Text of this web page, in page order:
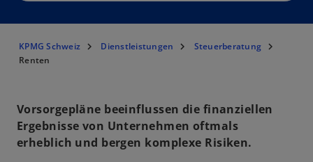
KPMG Schweiz Dienstleistungen
Steuerberatung
Renten
Vorsorgepläne beeinflussen die finanziellen
Ergebnisse von Unternehmen oftmals
erheblich und bergen komplexe Risiken.